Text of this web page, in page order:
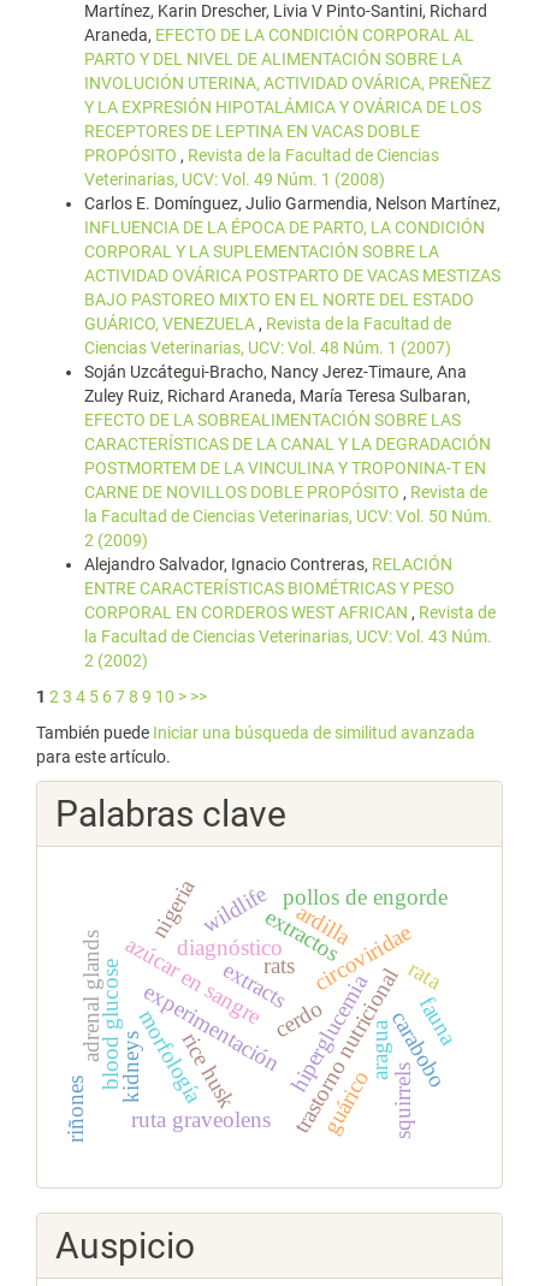
Martínez, Karin Drescher, Livia V Pinto-Santini, Richard
Araneda, EFECTO DE LA CONDICIÓN CORPORAL AL
PARTO Y DEL NIVEL DE ALIMENTACIÓN SOBRE LA
INVOLUCIÓN UTERINA, ACTIVIDAD OVÁRICA, PREÑEZ
Y LA EXPRESIÓN HIPOTALÁMICA Y OVÁRICA DE LOS
RECEPTORES DE LEPTINA EN VACAS DOBLE
PROPÓSITO , Revista de la Facultad de Ciencias
Veterinarias, UCV: Vol. 49 Núm. 1 (2008)
Carlos E. Domínguez, Julio Garmendia, Nelson Martínez,
INFLUENCIA DE LA ÉPOCA DE PARTO, LA CONDICIÓN
CORPORAL Y LA SUPLEMENTACIÓN SOBRE LA
ACTIVIDAD OVÁRICA POSTPARTO DE VACAS MESTIZAS
BAJO PASTOREO MIXTO EN EL NORTE DEL ESTADO
GUÁRICO, VENEZUELA, Revista de la Facultad de
Ciencias Veterinarias, UCV: Vol. 48 Núm. 1 (2007)
Soján Uzcátegui-Bracho, Nancy Jerez-Timaure, Ana
Zuley Ruiz, Richard Araneda, María Teresa Sulbaran,
EFECTO DE LA SOBREALIMENTACIÓN SOBRE LAS
CARACTERÍSTICAS DE LA CANAL Y LA DEGRADACIÓN
POSTMORTEM DE LA VINCULINA Y TROPONINA-T EN
CARNE DE NOVILLOS DOBLE PROPÓSITO , Revista de
la Facultad de Ciencias Veterinarias, UCV: Vol. 50 Núm.
2 (2009)
Alejandro Salvador, Ignacio Contreras, RELACIÓN
ENTRE CARACTERÍSTICAS BIOMÉTRICAS Y PESO
CORPORAL EN CORDEROS WEST AFRICAN , Revista de
la Facultad de Ciencias Veterinarias, UCV: Vol. 43 Núm.
2 (2002)
1 23 4 5 678 9 10 > >>
También puede Iniciar una búsqueda de similitud avanzada
para este artículo.
Palabras clave
cerdo
circoviridae
diagnóstico
morfología trastorno nutricional
araguacarabobo
extractos
ruta graveolens
experimentación
rata
azúcar en sangre hiperglucemia
extracts
rats
blood glucose
pollos de engorde
guárico
rice husk
adrenal glands
kidneys squirrels
wildlife
nigeria
riñones
ardilla
fauna
Auspicio